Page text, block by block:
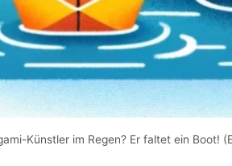
Künstler im Regen? Er faltet ein Boot!